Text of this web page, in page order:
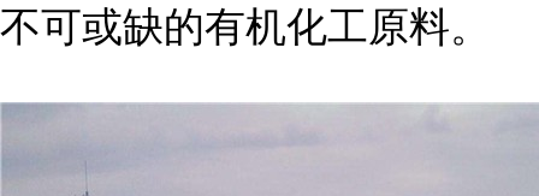
不可或缺的有机化工原料。